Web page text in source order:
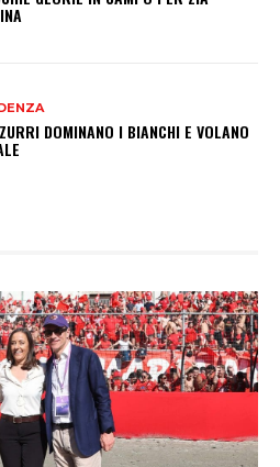
DOMINANO I BIANCHI E VOLANO